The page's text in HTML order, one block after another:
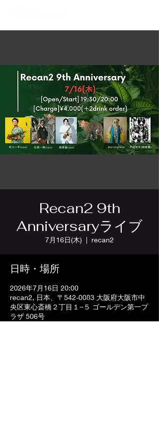
Recan2 9th
Anniversaryライブ
7月16日(木)
  |
recan2
日時・場所
2026年7月16日 20:00
recan2, 日本、〒542-0083 大阪府大阪市中
央区東心斎橋２丁目１−５ ゴールデン第一プ
ラザ 506号